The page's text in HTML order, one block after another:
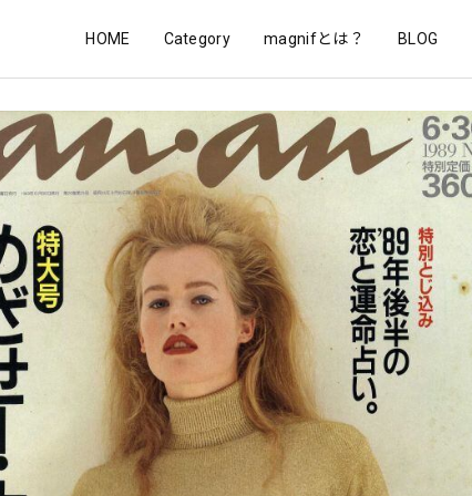
HOME Category magnifとは？ BLOG